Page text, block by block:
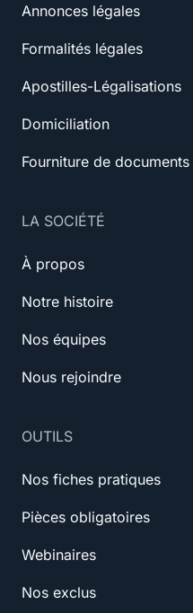
Annonces légales
Formalités légales
Apostilles-Légalisations
Domiciliation
Fourniture de documents
LA SOCIÉTÉ
À propos
Notre histoire
Nos équipes
Nous rejoindre
OUTILS
Nos fiches pratiques
Pièces obligatoires
Webinaires
Nos exclus